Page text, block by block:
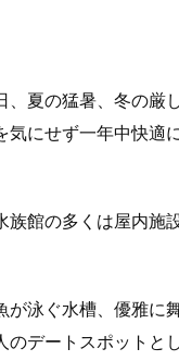
、夏の猛暑、冬の厳
気にせず一年中快適
族館の多くは屋内施
泳ぐ水槽、優雅に
のデートスポットと